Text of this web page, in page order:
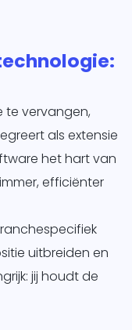
vervangen,
als extensie
het hart van
efficiënter
uitbreiden en
jij houdt de